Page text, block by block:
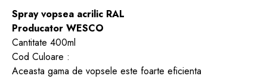
Spray vopsea acrilic RAL
Producator WESCO
Cantitate 400ml
Cod Culoare :
Aceasta gama de vopsele este foarte eficienta